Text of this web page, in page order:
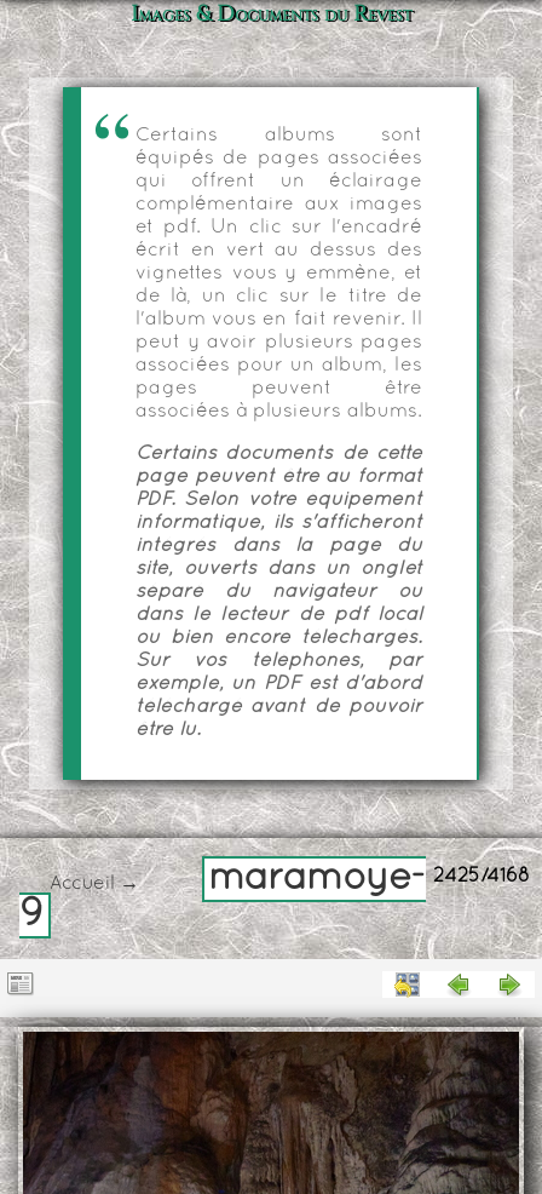
Images & Documents du Revest
Certains albums sont
équipés de pages associées
qui offrent un éclairage
complémentaire aux images
et pdf. Un clic sur l'encadré
écrit en vert au dessus des
vignettes vous y emmène, et
de là, un clic sur le titre de
l'album vous en fait revenir. Il
peut y avoir plusieurs pages
associées pour un album, les
pages peuvent être
associées à plusieurs albums.
Certains documents de cette
page peuvent être au format
PDF. Selon votre équipement
informatique, ils s'afficheront
intégrés dans la page du
site, ouverts dans un onglet
séparé du navigateur ou
dans le lecteur de pdf local
ou bien encore téléchargés.
Sur vos téléphones, par
exemple, un PDF est d'abord
téléchargé avant de pouvoir
être lu.
2425/4168
Accueil→
maramoye-
9